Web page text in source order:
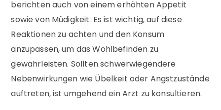
berichten auch von einem erhöhten Appetit
sowie von Müdigkeit. Es ist wichtig, auf diese
Reaktionen zu achten und den Konsum
anzupassen, um das Wohlbefinden zu
gewährleisten. Sollten schwerwiegendere
Nebenwirkungen wie Übelkeit oder Angstzustände
auftreten, ist umgehend ein Arzt zu konsultieren.